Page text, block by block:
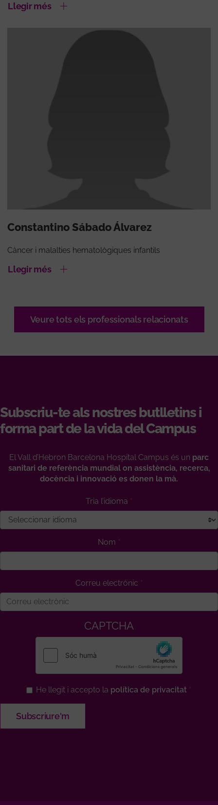
Llegir més
Constantino Sábado Álvarez
Càncer i malalties hematològiques infantils
Llegir més
Veure tots els professionals relacionats
Subscriu-te als nostres butlletins i
forma part de la vida del Campus
El Vall d’Hebron Barcelona Hospital Campus és un parc
sanitari de referència mundial on assistència, recerca,
docència i innovació es donen la mà.
Tria l’idioma
Nom
Correu electrònic
CAPTCHA
He llegit i accepto la política de privacitat